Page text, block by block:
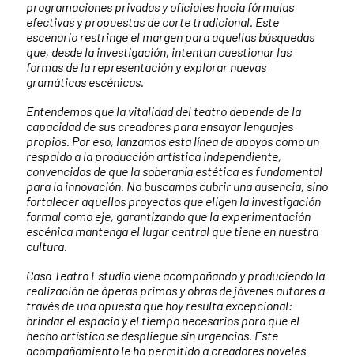
programaciones privadas y oficiales hacia fórmulas
efectivas y propuestas de corte tradicional. Este
escenario restringe el margen para aquellas búsquedas
que, desde la investigación, intentan cuestionar las
formas de la representación y explorar nuevas
gramáticas escénicas.
Entendemos que la vitalidad del teatro depende de la
capacidad de sus creadores para ensayar lenguajes
propios. Por eso, lanzamos esta línea de apoyos como un
respaldo a la producción artística independiente,
convencidos de que la soberanía estética es fundamental
para la innovación. No buscamos cubrir una ausencia, sino
fortalecer aquellos proyectos que eligen la investigación
formal como eje, garantizando que la experimentación
escénica mantenga el lugar central que tiene en nuestra
cultura.
Casa Teatro Estudio viene acompañando y produciendo la
realización de óperas primas y obras de jóvenes autores a
través de una apuesta que hoy resulta excepcional:
brindar el espacio y el tiempo necesarios para que el
hecho artístico se despliegue sin urgencias. Este
acompañamiento le ha permitido a creadores noveles